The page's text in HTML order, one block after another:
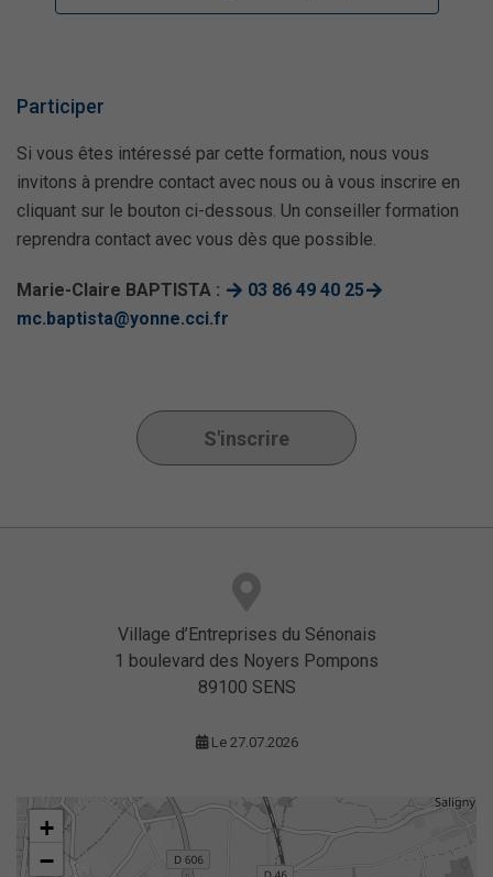
Participer
Si vous êtes intéressé par cette formation, nous vous
invitons à prendre contact avec nous ou à vous inscrire en
cliquant sur le bouton ci-dessous. Un conseiller formation
reprendra contact avec vous dès que possible.
Marie-Claire BAPTISTA :
03 86 49 40 25
mc.baptista@yonne.cci.fr
S'inscrire
Village d’Entreprises du Sénonais
1 boulevard des Noyers Pompons
89100 SENS
Le 27.07.2026
+
−